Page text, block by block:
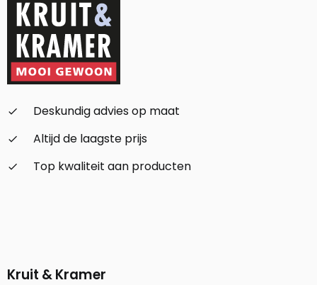
check_small
Deskundig advies op maat
check_small
Altijd de laagste prijs
check_small
Top kwaliteit aan producten
Kruit & Kramer